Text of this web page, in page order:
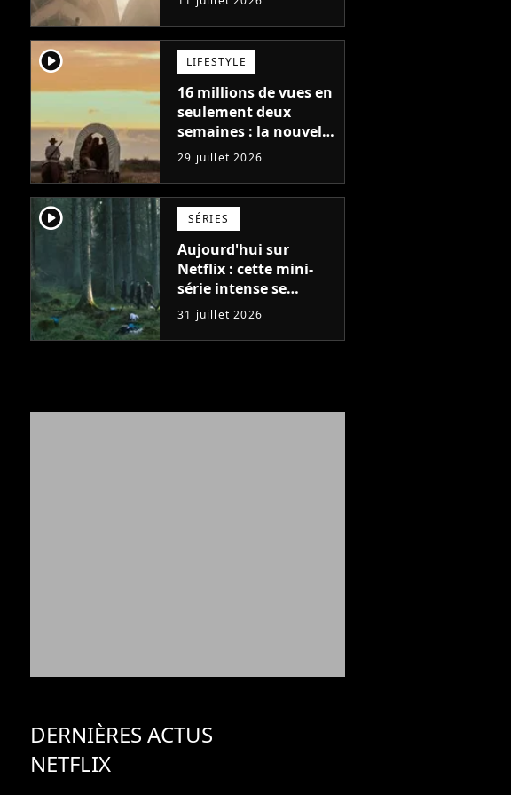
de l'année sur Netflix
player2 LIFESTYLE
16 millions de vues en
seulement deux
semaines : la nouvelle
série Netflix idéale
pour les fans de
Yellowstone
29 juillet 2026
player2 SÉRIES
Aujourd'hui sur
Netflix : cette mini-
série intense se
regarde en une seule
après-midi
31 juillet 2026
DERNIÈRES ACTUS
NETFLIX